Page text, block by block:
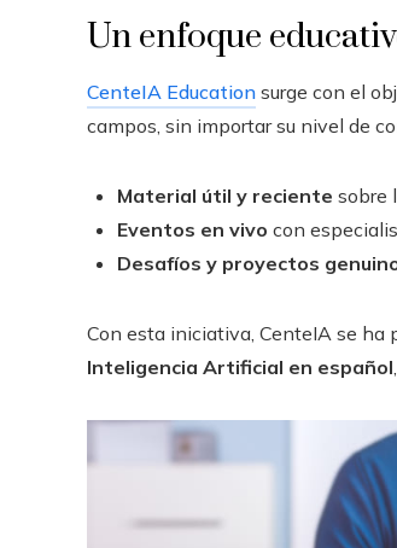
Un enfoque
CenteIA Education surge con el
campos, sin importar su nivel de
Material útil y reciente sobre
Eventos en vivo con
Desafíos y proyectos
Con esta iniciativa, CenteIA se ha
Inteligencia Artificial en español